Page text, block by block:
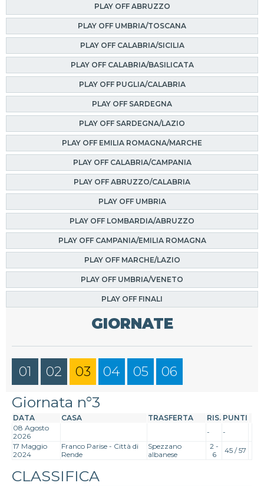
PLAY OFF ABRUZZO
PLAY OFF UMBRIA/TOSCANA
PLAY OFF CALABRIA/SICILIA
PLAY OFF CALABRIA/BASILICATA
PLAY OFF PUGLIA/CALABRIA
PLAY OFF SARDEGNA
PLAY OFF SARDEGNA/LAZIO
PLAY OFF EMILIA ROMAGNA/MARCHE
PLAY OFF CALABRIA/CAMPANIA
PLAY OFF ABRUZZO/CALABRIA
PLAY OFF UMBRIA
PLAY OFF LOMBARDIA/ABRUZZO
PLAY OFF CAMPANIA/EMILIA ROMAGNA
PLAY OFF MARCHE/LAZIO
PLAY OFF UMBRIA/VENETO
PLAY OFF FINALI
GIORNATE
01 02 03 04 05 06
Giornata n°3
DATA CASA TRASFERTA RIS. PUNTI
08 Agosto
2026
-
-
17 Maggio
2024
Franco Parise - Città di
Rende
Spezzano
albanese
2 -
6
45 / 57
CLASSIFICA